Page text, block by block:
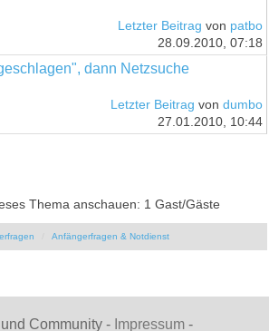
Letzter Beitrag von patbo
28.09.2010, 07:18
dann Netzsuche
Letzter Beitrag von dumbo
27.01.2010, 10:44
Thema anschauen: 1 Gast/Gäste
Anfängerfragen & Notdienst
Community - Impressum -